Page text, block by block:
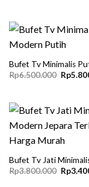
Bufet Tv Minimalis
Rp6.500.000 Original
price
Rp
Bufet Tv Jati
Rp3.800.000 Original
price
Rp